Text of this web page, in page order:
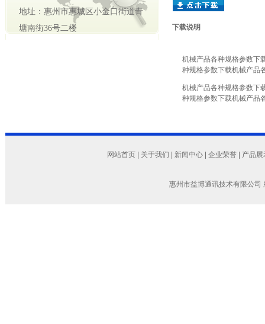
地址：惠州市惠城区小金口街道青
塘南街36号二楼
下载说明
机械产品各种规格参数下
种规格参数下载机械产品
机械产品各种规格参数下
种规格参数下载机械产品
网站首页 关于我们 新闻中心 企业荣誉 产品展
惠州市益博通讯技术有限公司